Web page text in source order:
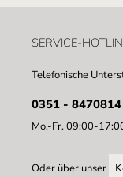
SERVICE-
Telefonische
0351 - 8470814
Mo.-Fr. 09:00-
Oder über unser